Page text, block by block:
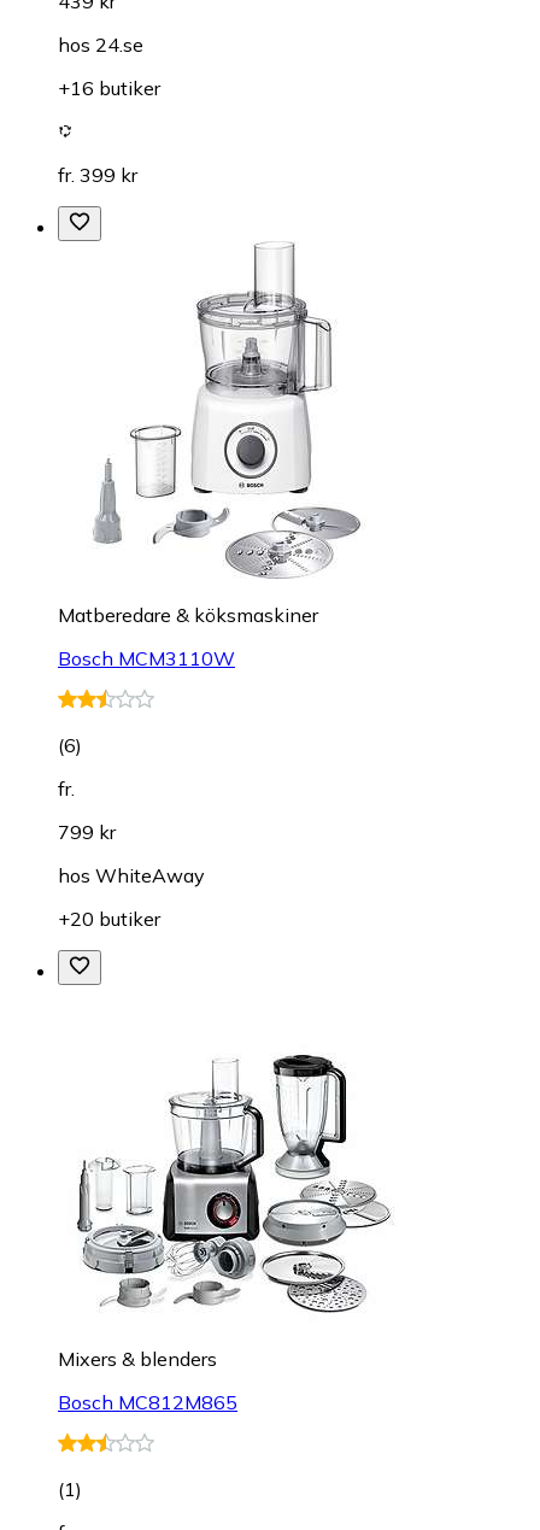
hos 24.se
+16 butiker
fr. 399 kr
Matberedare & köksmaskiner
Bosch MCM3110W
(6)
fr.
799 kr
hos WhiteAway
+20 butiker
Mixers & blenders
Bosch MC812M865
(1)